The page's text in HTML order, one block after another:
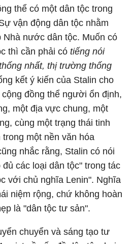
thể có một dân tộc trong
vận động dân tộc nhằm
Nhà nước dân tộc. Muốn có
thì cần phải có tiếng nói
nhất, thị trường thống
kết ý kiến của Stalin cho
đồng thể người ổn định,
một địa vực chung, một
cùng một trạng thái tinh
một nền văn hóa
nhắc rằng, Stalin có nói
các loại dân tộc" trong tác
với chủ nghĩa Lenin". Nghĩa
niệm rộng, chứ không hoàn
là "dân tộc tư sản".
chuyển và sáng tạo tư